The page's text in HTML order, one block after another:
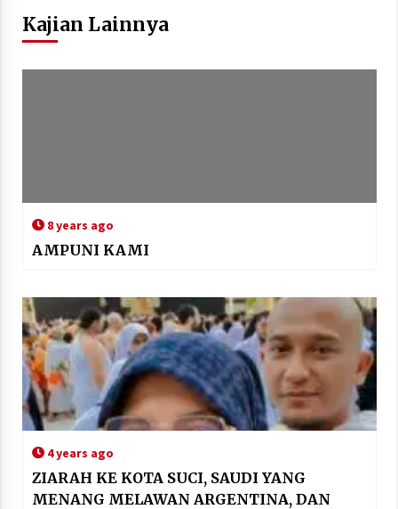
Kajian Lainnya
8 years ago
AMPUNI KAMI
4 years ago
ZIARAH KE KOTA SUCI, SAUDI YANG
MENANG MELAWAN ARGENTINA, DAN